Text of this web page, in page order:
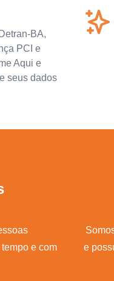
BA,
PCI e
Aqui e
seus dados
e com
e